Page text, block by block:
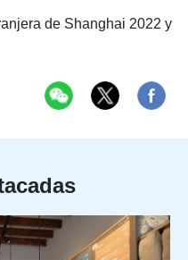
de Shanghai 2022 y